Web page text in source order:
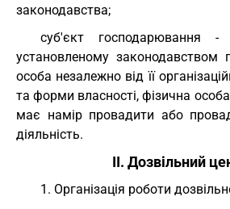
законодавства;
суб'єкт господарювання -
установленому законодавством
особа незалежно від її
та форми власності, фізична
має намір провадити або
діяльність.
II. Дозвільний
1. Організація роботи